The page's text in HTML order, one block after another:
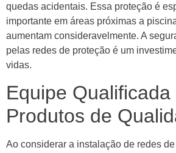
quedas acidentais. Essa proteção é
importante em áreas próximas a
aumentam consideravelmente. A
pelas redes de proteção é um
vidas.
Equipe Qualificada
Produtos de
Ao considerar a instalação de redes